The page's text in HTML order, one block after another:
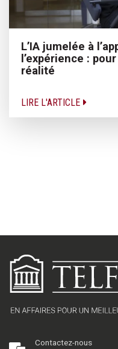
L’IA jumelée à
l’expérience :
réalité
LIRE L'ARTICLE
Contactez-nous